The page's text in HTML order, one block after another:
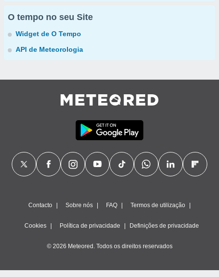
O tempo no seu Site
Widget de O Tempo
API de Meteorologia
Contacto Sobre nós FAQ Termos de utilização
Cookies Política de privacidade Definições de privacidade
© 2026 Meteored. Todos os direitos reservados